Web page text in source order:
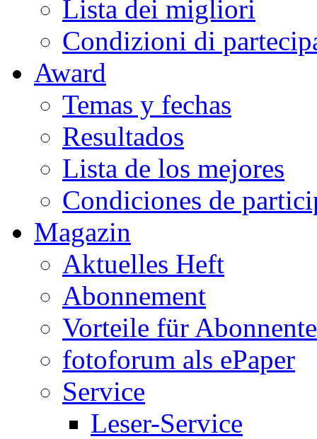
Lista dei migliori
Condizioni di
Award
Temas y fechas
Resultados
Lista de los mejores
Condiciones de
Magazin
Aktuelles Heft
Abonnement
Vorteile für
fotoforum als ePaper
Service
Leser-Service